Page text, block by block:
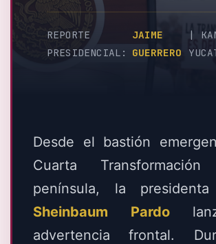
REPORTE
PRESIDENCIAL:
JAIME
GUERRERO
|
Desde el bastión
Cuarta
península, la presidenta
Sheinbaum Pardo
advertencia frontal.